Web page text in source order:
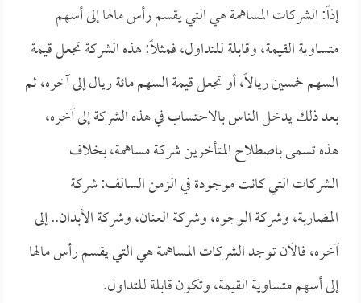
إذاً: الشركات المساهمة هي التي يقسم رأس مالها إلى أسهم
متساوية القيمة، وقابلة للتداول، فمثلاً: هذه الشركة تجعل قيمة
السهم خمسين ريالاً، أو تجعل قيمة السهم مائة ريال إلى آخره، ثم
بعد ذلك يدخل الناس بالاحتساب في هذه الشركة إلى آخره،
هذه تسمى باصطلاح المتأخرين شركة مساهمة، بخلاف
الشركات التي كانت موجودة في الزمن السالف: شركة
المضاربة، وشركة الوجوه، وشركة العنان، وشركة الأبدان.. إلى
آخره، فالآن توجد الشركات المساهمة هي التي يقسم رأس مالها
إلى أسهم متساوية القيمة، وتكون قابلة للتداول.